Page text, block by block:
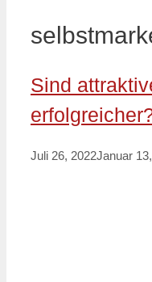
Sind
Juli 26, 2022Januar